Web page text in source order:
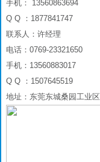
手机： 13560863694
Q Q ：1877841747
联系人：许经理
电话：0769-23321650
手机：13560883017
Q Q ：1507645519
地址：东莞东城桑园工业区